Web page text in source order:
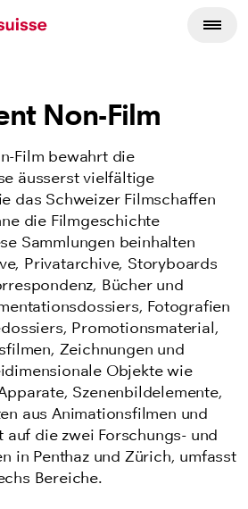
Non-Film
Film bewahrt die
äusserst vielfältige
das Schweizer Filmschaffen
die Filmgeschichte
Sammlungen beinhalten
Privatarchive, Storyboards
Bücher und
Fotografien
Promotionsmaterial,
Zeichnungen und
Objekte wie
Szenenbildelemente,
aus Animationsfilmen und
auf die zwei Forschungs- und
in Penthaz und Zürich, umfasst
Bereiche.